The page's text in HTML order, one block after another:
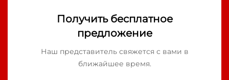
Получить бесплатное
предложение
Наш представитель свяжется с вами в
ближайшее время.